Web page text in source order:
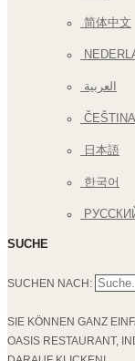
简体中文
العربية
ČEŠTINA
日本語
한국어
SUCHE
SUCHEN NACH:
SIE KÖNNEN GANZ
OASIS RESTAURANT,